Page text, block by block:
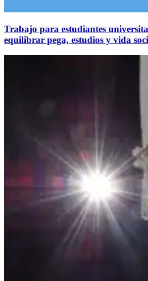
Trabajo para estudiantes
equilibrar pega, estudios y vida